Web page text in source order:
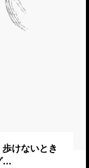
けないとき
…